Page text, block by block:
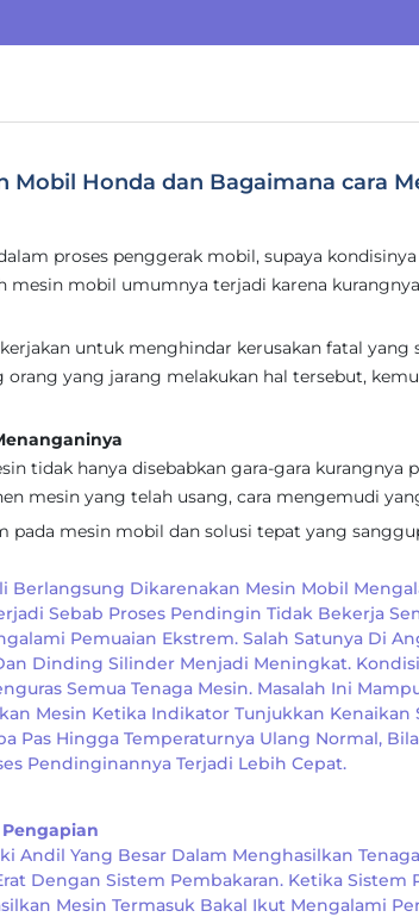
Mobil Honda dan Bagaimana cara
proses penggerak mobil, supaya
mesin mobil umumnya terjadi karena
untuk menghindar kerusakan fatal
orang yang jarang melakukan hal tersebut,
tidak hanya disebabkan gara-gara kurangnya
mesin yang telah usang, cara mengemudi
pada mesin mobil dan solusi tepat yang
Berlangsung Dikarenakan Mesin Mobil
Sebab Proses Pendingin Tidak Bekerja
Pemuaian Ekstrem. Salah Satunya Di
Dinding Silinder Menjadi Meningkat.
Semua Tenaga Mesin. Masalah Ini
Mesin Ketika Indikator Tunjukkan Kenaikan
Pas Hingga Temperaturnya Ulang Normal,
Pendinginannya Terjadi Lebih Cepat.
Andil Yang Besar Dalam Menghasilkan
Dengan Sistem Pembakaran. Ketika Sistem
Mesin Termasuk Bakal Ikut Mengalami